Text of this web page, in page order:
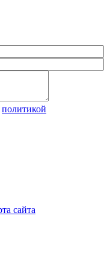
политикой
сайта